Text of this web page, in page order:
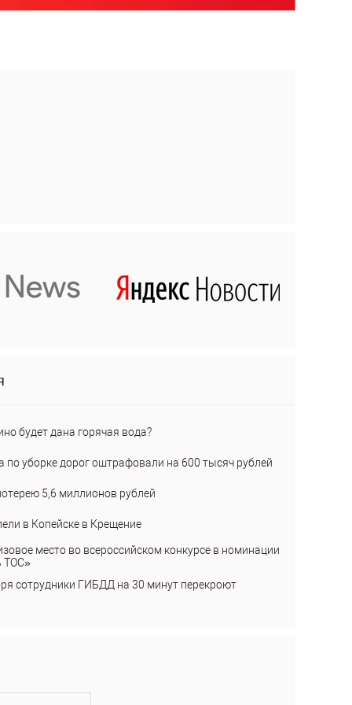
будет дана горячая вода?
по уборке дорог оштрафовали на 600 тысяч рублей
5,6 миллионов рублей
в Копейске в Крещение
место во всероссийском конкурсе в номинации
ТОС»
сотрудники ГИБДД на 30 минут перекроют